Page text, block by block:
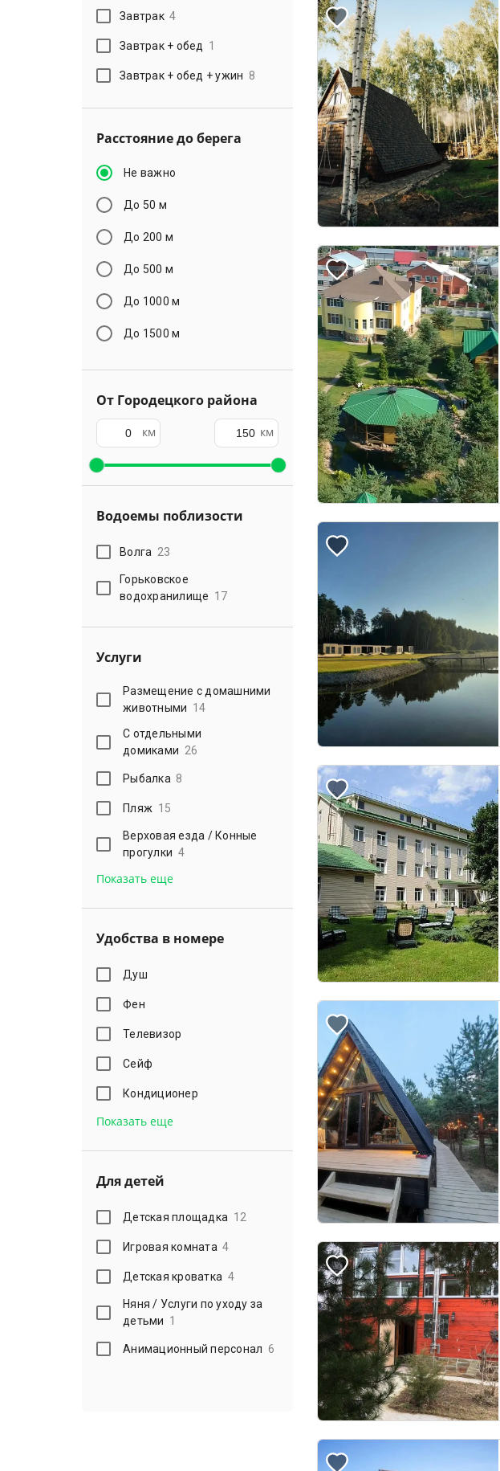
Завтрак 4
Завтрак + обед 1
Завтрак + обед + ужин 8
Расстояние до берега
Не важно
До 50 м
До 200 м
До 500 м
До 1000 м
До 1500 м
От Городецкого района
км км
Водоемы поблизости
Волга 23
Горьковское
водохранилище 17
Услуги
Размещение с домашними
животными 14
С отдельными
домиками 26
Рыбалка 8
Пляж 15
Верховая езда / Конные
прогулки 4
Показать еще
Удобства в номере
Душ
Фен
Телевизор
Сейф
Кондиционер
Показать еще
Для детей
Детская площадка 12
Игровая комната 4
Детская кроватка 4
Няня / Услуги по уходу за
детьми 1
Анимационный персонал 6